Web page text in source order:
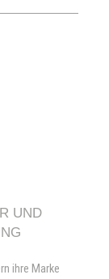
UND
ihre Marke